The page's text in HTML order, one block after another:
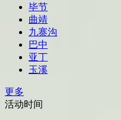
毕节
曲靖
九寨沟
巴中
亚丁
玉溪
更多
活动时间